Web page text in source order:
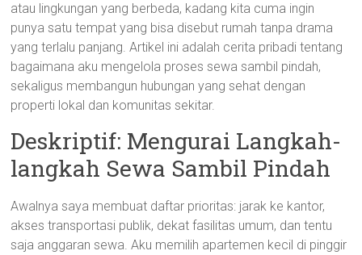
atau lingkungan yang berbeda, kadang kita cuma ingin
punya satu tempat yang bisa disebut rumah tanpa drama
yang terlalu panjang. Artikel ini adalah cerita pribadi tentang
bagaimana aku mengelola proses sewa sambil pindah,
sekaligus membangun hubungan yang sehat dengan
properti lokal dan komunitas sekitar.
Deskriptif: Mengurai Langkah-
langkah Sewa Sambil Pindah
Awalnya saya membuat daftar prioritas: jarak ke kantor,
akses transportasi publik, dekat fasilitas umum, dan tentu
saja anggaran sewa. Aku memilih apartemen kecil di pinggir